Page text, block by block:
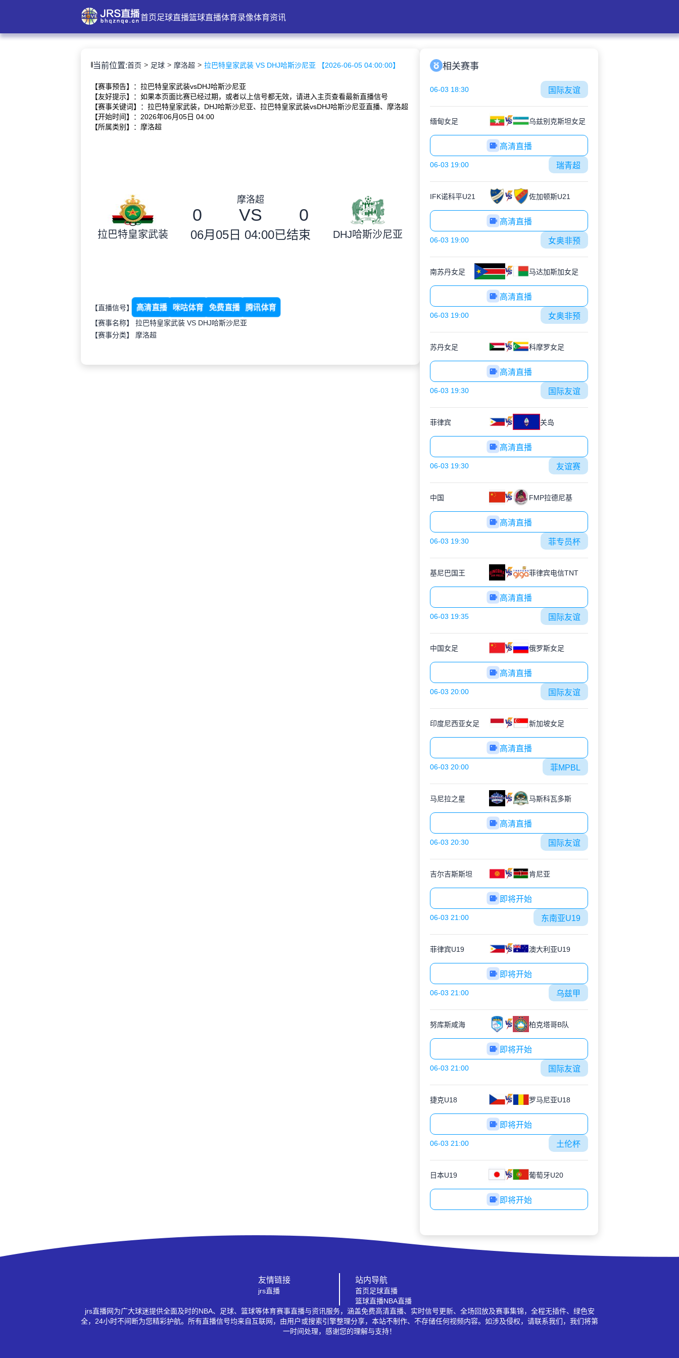
首页足球直播篮球直播体育录像体育资讯
当前位置:首页 足球 摩洛超 拉巴特皇家武装 VS DHJ哈斯沙尼亚 【2026-06-05 04:00:00】
【赛事预告】：拉巴特皇家武装vsDHJ哈斯沙尼亚
【友好提示】：如果本页面比赛已经过期，或者以上信号都无效，请进入主页查看最新直播信号
【赛事关键词】：拉巴特皇家武装，DHJ哈斯沙尼亚、拉巴特皇家武装vsDHJ哈斯沙尼亚直播、摩洛超
【开始时间】：2026年06月05日 04:00
【所属类别】：摩洛超
拉巴特皇家武装
摩洛超
0 VS 0
06月05日 04:00已结束 DHJ哈斯沙尼亚
【直播信号】 高清直播 咪咕体育 免费直播 腾讯体育
【赛事名称】 拉巴特皇家武装 VS DHJ哈斯沙尼亚
【赛事分类】 摩洛超
相关赛事
06-03 18:30 国际友谊
缅甸女足 乌兹别克斯坦女足
高清直播
06-03 19:00 瑞青超
IFK诺科平U21 佐加顿斯U21
高清直播
06-03 19:00 女奥非预
南苏丹女足 马达加斯加女足
高清直播
06-03 19:00 女奥非预
苏丹女足 科摩罗女足
高清直播
06-03 19:30 国际友谊
菲律宾 关岛
高清直播
06-03 19:30 友谊赛
中国 FMP拉德尼基
高清直播
06-03 19:30 菲专员杯
基尼巴国王 菲律宾电信TNT
高清直播
06-03 19:35 国际友谊
中国女足 俄罗斯女足
高清直播
06-03 20:00 国际友谊
印度尼西亚女足 新加坡女足
高清直播
06-03 20:00 菲MPBL
马尼拉之星 马斯科瓦多斯
高清直播
06-03 20:30 国际友谊
吉尔吉斯斯坦 肯尼亚
即将开始
06-03 21:00 东南亚U19
菲律宾U19 澳大利亚U19
即将开始
06-03 21:00 乌兹甲
努库斯咸海 柏克塔哥B队
即将开始
06-03 21:00 国际友谊
捷克U18 罗马尼亚U18
即将开始
06-03 21:00 土伦杯
日本U19 葡萄牙U20
即将开始
友情链接
jrs直播
站内导航
首页足球直播
篮球直播NBA直播
jrs直播网为广大球迷提供全面及时的NBA、足球、篮球等体育赛事直播与资讯服务，涵盖免费高清直播、实时信号更新、全场回放及赛事集锦，全程无插件、绿色安
全，24小时不间断为您精彩护航。所有直播信号均来自互联网，由用户或搜索引擎整理分享，本站不制作、不存储任何视频内容。如涉及侵权，请联系我们，我们将第
一时间处理，感谢您的理解与支持！